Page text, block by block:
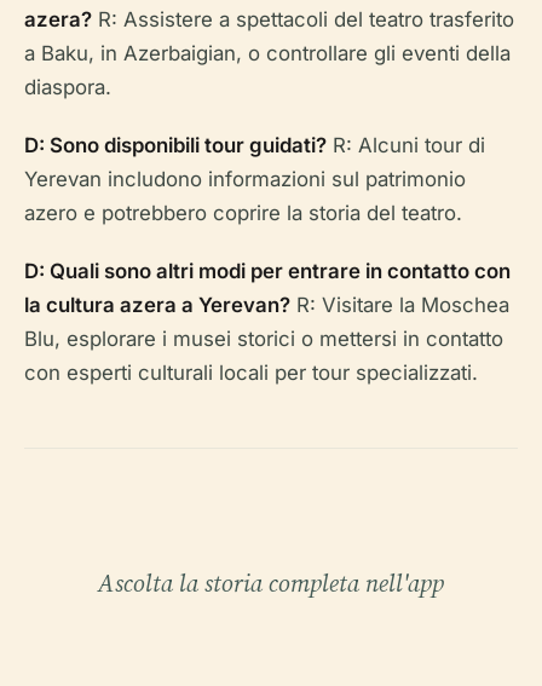
azera? R: Assistere a spettacoli del teatro trasferito
a Baku, in Azerbaigian, o controllare gli eventi della
diaspora.
D: Sono disponibili tour guidati? R: Alcuni tour di
Yerevan includono informazioni sul patrimonio
azero e potrebbero coprire la storia del teatro.
D: Quali sono altri modi per entrare in contatto con
la cultura azera a Yerevan? R: Visitare la Moschea
Blu, esplorare i musei storici o mettersi in contatto
con esperti culturali locali per tour specializzati.
Ascolta la storia completa nell'app